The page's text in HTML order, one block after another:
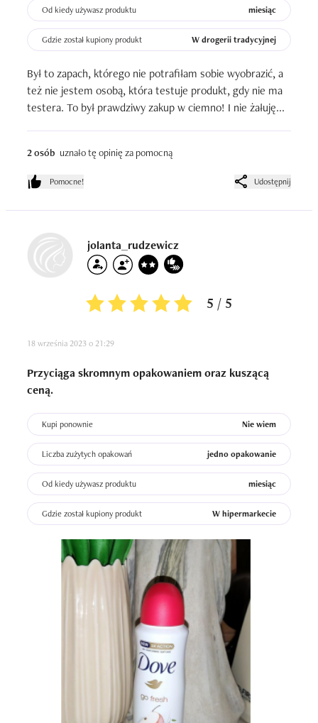
Od kiedy używasz produktu miesiąc
Gdzie został kupiony produkt W drogerii tradycyjnej
Był to zapach, którego nie potrafiłam sobie wyobrazić, a
też nie jestem osobą, która testuje produkt, gdy nie ma
testera. To był prawdziwy zakup w ciemno! I nie żałuję...
2 osób uznało tę opinię za pomocną
Pomocne! Udostępnij
jolanta_rudzewicz
5 / 5
18 września 2023 o 21:29
Przyciąga skromnym opakowaniem oraz kuszącą
ceną.
Kupi ponownie Nie wiem
Liczba zużytych opakowań jedno opakowanie
Od kiedy używasz produktu miesiąc
Gdzie został kupiony produkt W hipermarkecie